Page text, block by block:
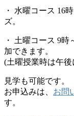
・ 水曜コース 16
ズ。
・ 土曜コース 9
加できます。
(土曜授業時は午
見学も可能です。
お申込みは、 お問
す。